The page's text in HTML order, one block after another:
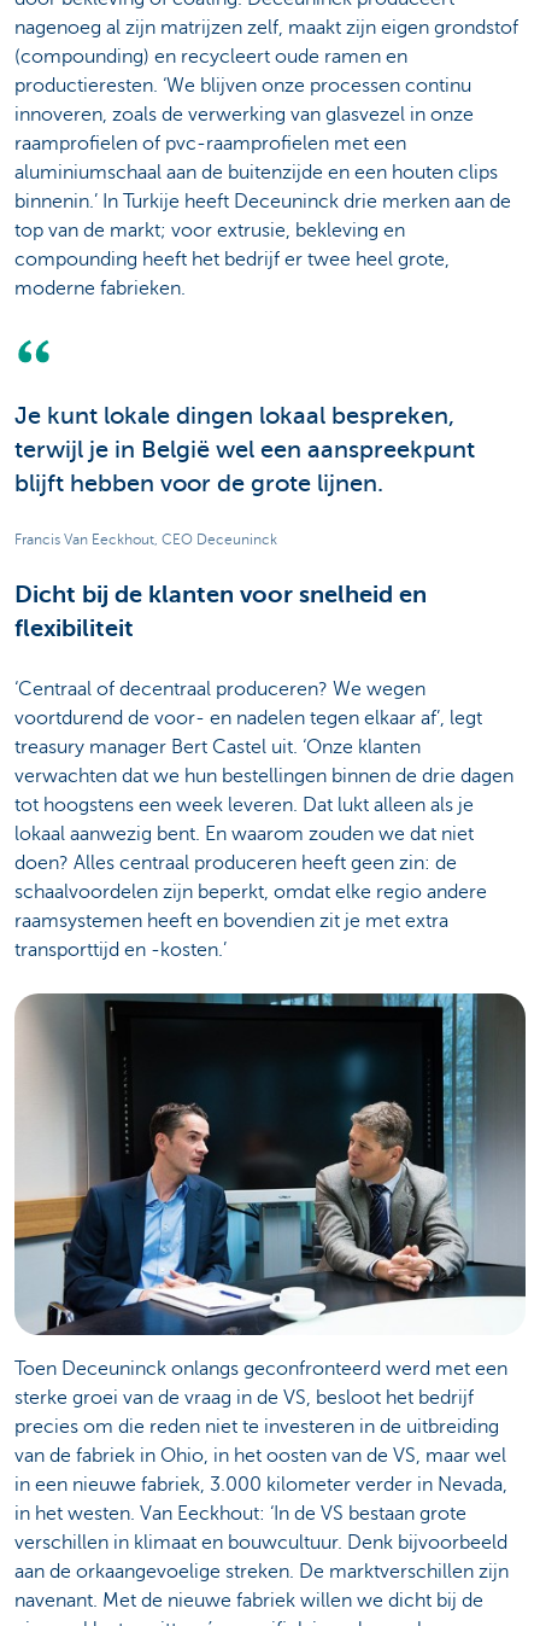
nagenoeg al zijn matrijzen zelf, maakt zijn eigen grondstof
(compounding) en recycleert oude ramen en
productieresten. ‘We blijven onze processen continu
innoveren, zoals de verwerking van glasvezel in onze
raamprofielen of pvc-raamprofielen met een
aluminiumschaal aan de buitenzijde en een houten clips
binnenin.’ In Turkije heeft Deceuninck drie merken aan de
top van de markt; voor extrusie, bekleving en
compounding heeft het bedrijf er twee heel grote,
moderne fabrieken.
Je kunt lokale dingen lokaal bespreken,
terwijl je in België wel een aanspreekpunt
blijft hebben voor de grote lijnen.
Francis Van Eeckhout, CEO Deceuninck
Dicht bij de klanten voor snelheid en
flexibiliteit
‘Centraal of decentraal produceren? We wegen
voortdurend de voor- en nadelen tegen elkaar af’, legt
treasury manager Bert Castel uit. ‘Onze klanten
verwachten dat we hun bestellingen binnen de drie dagen
tot hoogstens een week leveren. Dat lukt alleen als je
lokaal aanwezig bent. En waarom zouden we dat niet
doen? Alles centraal produceren heeft geen zin: de
schaalvoordelen zijn beperkt, omdat elke regio andere
raamsystemen heeft en bovendien zit je met extra
transporttijd en -kosten.’
Toen Deceuninck onlangs geconfronteerd werd met een
sterke groei van de vraag in de VS, besloot het bedrijf
precies om die reden niet te investeren in de uitbreiding
van de fabriek in Ohio, in het oosten van de VS, maar wel
in een nieuwe fabriek, 3.000 kilometer verder in Nevada,
in het westen. Van Eeckhout: ‘In de VS bestaan grote
verschillen in klimaat en bouwcultuur. Denk bijvoorbeeld
aan de orkaangevoelige streken. De marktverschillen zijn
navenant. Met de nieuwe fabriek willen we dicht bij de